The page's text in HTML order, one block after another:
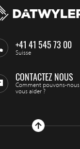
+41 41 545 73 00
Suisse
CONTACTEZ NOUS
Comment pouvons-nous
vous aider ?